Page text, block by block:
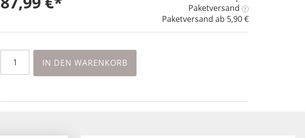
Paketversand
?
Paketversand ab 5,90 €
IN DEN WARENKORB